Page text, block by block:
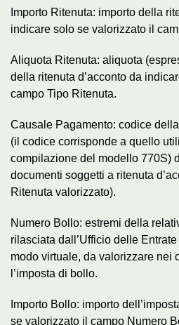
Importo Ritenuta: importo della
indicare solo se valorizzato il
Aliquota Ritenuta: aliquota
della ritenuta d’acconto da
campo Tipo Ritenuta.
Causale Pagamento: codice
(il codice corrisponde a quello
compilazione del modello 770S)
documenti soggetti a ritenuta
Ritenuta valorizzato).
Numero Bollo: estremi della
rilasciata dall’Ufficio delle
modo virtuale, da valorizzare nei
l’imposta di bollo.
Importo Bollo: importo
se valorizzato il campo Numero